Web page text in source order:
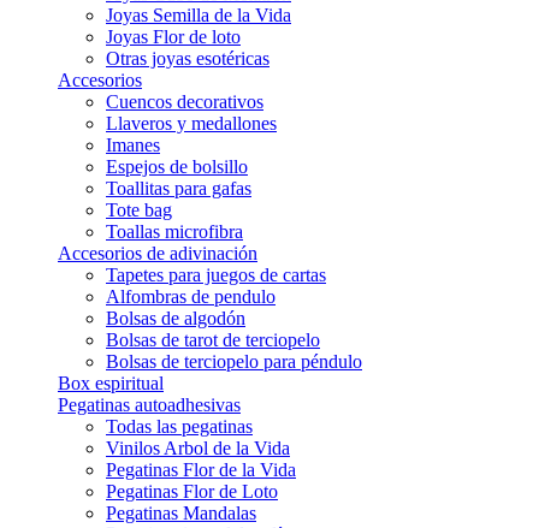
Joyas Semilla de la Vida
Joyas Flor de loto
Otras joyas esotéricas
Accesorios
Cuencos decorativos
Llaveros y medallones
Imanes
Espejos de bolsillo
Toallitas para gafas
Tote bag
Toallas microfibra
Accesorios de adivinación
Tapetes para juegos de cartas
Alfombras de pendulo
Bolsas de algodón
Bolsas de tarot de terciopelo
Bolsas de terciopelo para péndulo
Box espiritual
Pegatinas autoadhesivas
Todas las pegatinas
Vinilos Arbol de la Vida
Pegatinas Flor de la Vida
Pegatinas Flor de Loto
Pegatinas Mandalas